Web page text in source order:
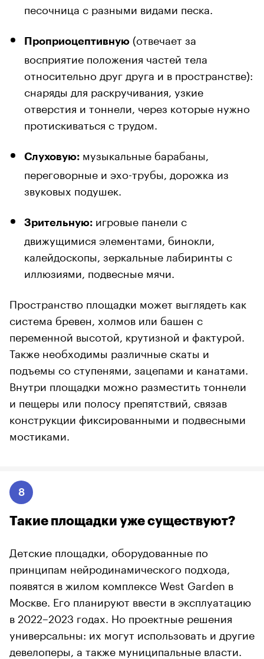
песочница с разными видами песка.
Проприоцептивную (отвечает за
восприятие положения частей тела
относительно друг друга и в пространстве):
снаряды для раскручивания, узкие
отверстия и тоннели, через которые нужно
протискиваться с трудом.
Слуховую: музыкальные барабаны,
переговорные и эхо-трубы, дорожка из
звуковых подушек.
Зрительную: игровые панели с
движущимися элементами, бинокли,
калейдоскопы, зеркальные лабиринты с
иллюзиями, подвесные мячи.
Пространство площадки может выглядеть как
система бревен, холмов или башен с
переменной высотой, крутизной и фактурой.
Также необходимы различные скаты и
подъемы со ступенями, зацепами и канатами.
Внутри площадки можно разместить тоннели
и пещеры или полосу препятствий, связав
конструкции фиксированными и подвесными
мостиками.
8
Такие площадки уже существуют?
Детские площадки, оборудованные по
принципам нейродинамического подхода,
появятся в жилом комплексе West Garden в
Москве. Его планируют ввести в эксплуатацию
в 2022–2023 годах. Но проектные решения
универсальны: их могут использовать и другие
девелоперы, а также муниципальные власти.